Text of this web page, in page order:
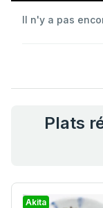
Il n'y a pas
Plats
Akita